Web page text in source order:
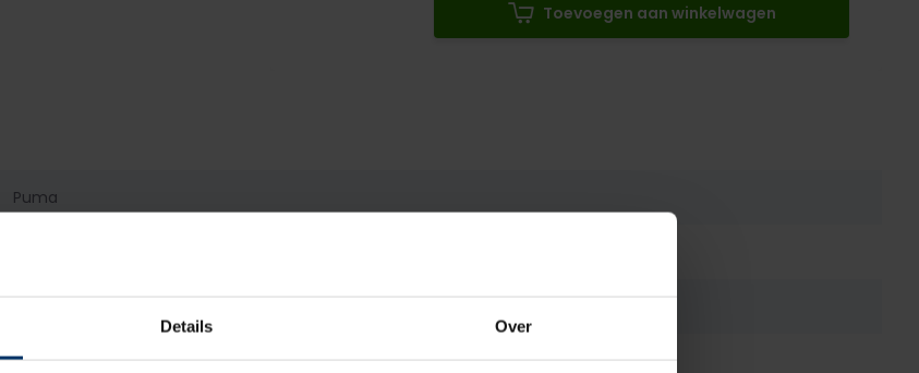
Details Over
Toevoegen aan winkelwagen
Puma
Hoog, Extra hoog